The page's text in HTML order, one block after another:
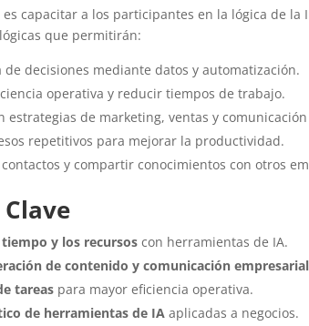
capacitar a los participantes en la lógica de
que permitirán:
decisiones mediante datos y automatización.
operativa y reducir tiempos de trabajo.
estrategias de marketing, ventas y
repetitivos para mejorar la productividad.
y compartir conocimientos con otros
y los recursos con herramientas de IA.
de contenido y comunicación empresarial
tareas para mayor eficiencia operativa.
de herramientas de IA aplicadas a negocios.